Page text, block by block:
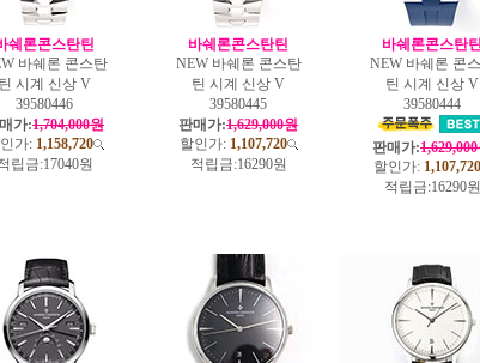
쉐론콘스탄틴
바쉐론 콘스탄
틴 시계 신상 V
39580446
가:1,704,000원
가: 1,158,720
립금:17040원
바쉐론콘스탄틴
NEW 바쉐론 콘스탄
틴 시계 신상 V
39580445
판매가:1,629,000원
할인가: 1,107,720
적립금:16290원
바쉐론콘스탄틴
NEW 바쉐론 콘
틴 시계 신상 V
39580444
판매가:
할인가: 1,107,720
적립금:16290원